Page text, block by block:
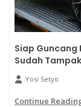
Siap Guncang
Sudah
Yosi Setyo
Continue